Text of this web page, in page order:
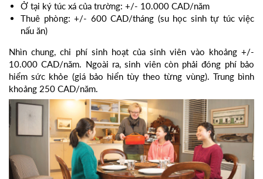
Ở tại ký túc xá của trường: +/- 10.000 CAD/năm
Thuê phòng: +/- 600 CAD/tháng (su học sinh tự túc việc
nấu ăn)
Nhìn chung, chi phí sinh hoạt của sinh viên vào khoảng +/-
10.000 CAD/năm. Ngoài ra, sinh viên còn phải đóng phí bảo
hiểm sức khỏe (giá bảo hiển tùy theo từng vùng). Trung bình
khoảng 250 CAD/năm.